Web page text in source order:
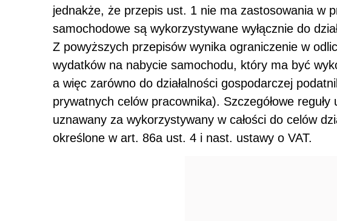
jednakże, że przepis ust. 1 nie ma zastosowania w
samochodowe są wykorzystywane wyłącznie do
Z powyższych przepisów wynika ograniczenie w
wydatków na nabycie samochodu, który ma być
a więc zarówno do działalności gospodarczej
prywatnych celów pracownika). Szczegółowe
uznawany za wykorzystywany w całości do celów
określone w art. 86a ust. 4 i nast. ustawy o VAT.